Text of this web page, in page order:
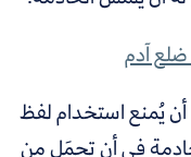
آدم
يُمنع استخدام لفظ
في أن تحمَل من